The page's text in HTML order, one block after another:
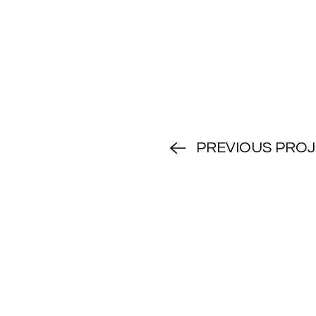
PREVIOUS